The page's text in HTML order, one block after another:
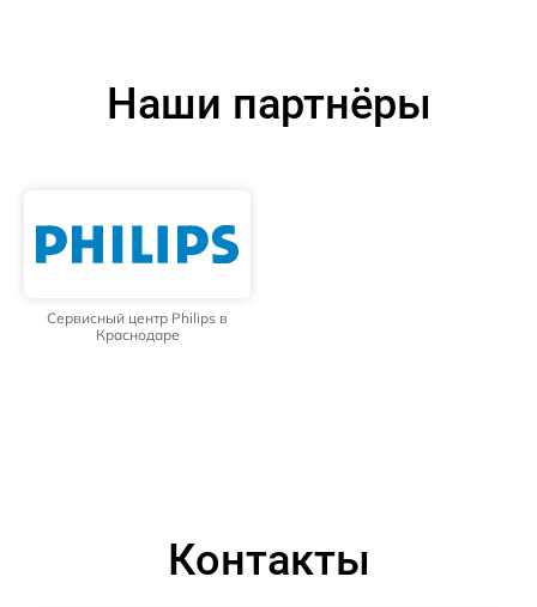
Наши партнёры
Сервисный центр Philips в
Краснодаре
Контакты